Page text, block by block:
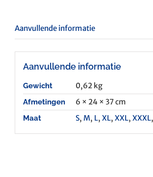
Aanvullende informatie
Aanvullende informatie
Gewicht 0,62 kg
Afmetingen 6 × 24 × 37 cm
Maat S, M, L, XL, XXL, XXXL,